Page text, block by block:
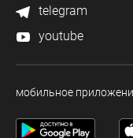
telegram
youtube
мобильное